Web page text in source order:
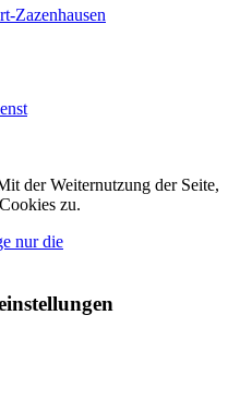
Zazenhausen
der Weiternutzung der Seite,
zu.
nur die